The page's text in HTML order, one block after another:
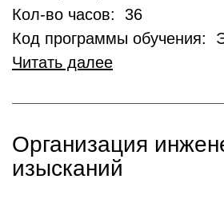
Кол-во часов: 36
Код программы обучения:
Читать далее
Организация
изысканий